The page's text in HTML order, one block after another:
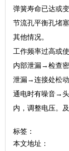
弹簧寿命已达或
节流孔平衡孔堵
其他情况。
工作频率过高或
内部泄漏→检查密
泄漏→连接处松
通电时有噪音→
内，调整电压。
标签：
本文地址：